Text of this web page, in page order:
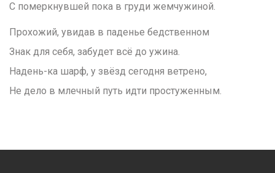
С померкнувшей пока в груди жемчужиной.
Прохожий, увидав в паденье бедственном
Знак для себя, забудет всё до ужина.
Надень-ка шарф, у звёзд сегодня ветрено,
Не дело в млечный путь идти простуженным.